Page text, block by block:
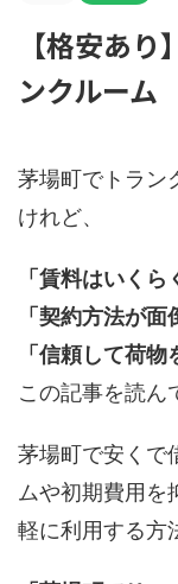
【格安あ
ンクルー
茅場町でトラン
けれど、
「賃料はいくら
「契約方法が面
「信頼して荷物
この記事を読ん
茅場町で安くで
ムや初期費用を
軽に利用する方